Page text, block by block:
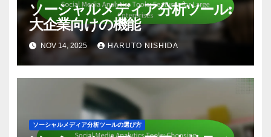
ソーシャルメディア分析ツール:
大企業向けの機能
NOV 14, 2025 HARUTO NISHIDA
ソーシャルメディア分析ツールの選び方